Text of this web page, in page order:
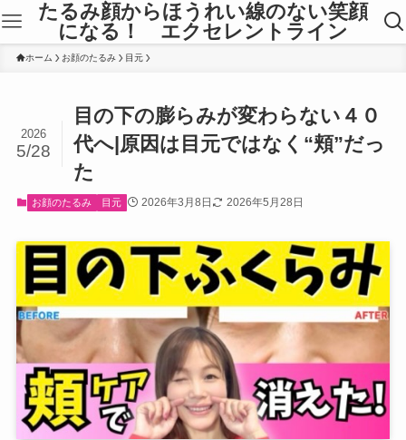
たるみ顔からほうれい線のない笑顔
になる！ エクセレントライン
ホーム お顔のたるみ 目元
目の下の膨らみが変わらない４０
代へ|原因は目元ではなく“頬”だっ
た
2026
5/28
お顔のたるみ 目元 2026年3月8日 2026年5月28日